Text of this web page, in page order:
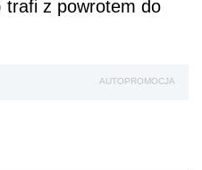
trafi z powrotem do
AUTOPROMOCJA